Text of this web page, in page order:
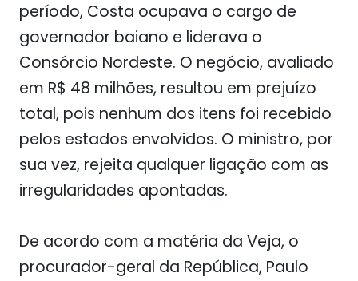
período, Costa ocupava o cargo de
governador baiano e liderava o
Consórcio Nordeste. O negócio, avaliado
em R$ 48 milhões, resultou em prejuízo
total, pois nenhum dos itens foi recebido
pelos estados envolvidos. O ministro, por
sua vez, rejeita qualquer ligação com as
irregularidades apontadas.
De acordo com a matéria da Veja, o
procurador-geral da República, Paulo